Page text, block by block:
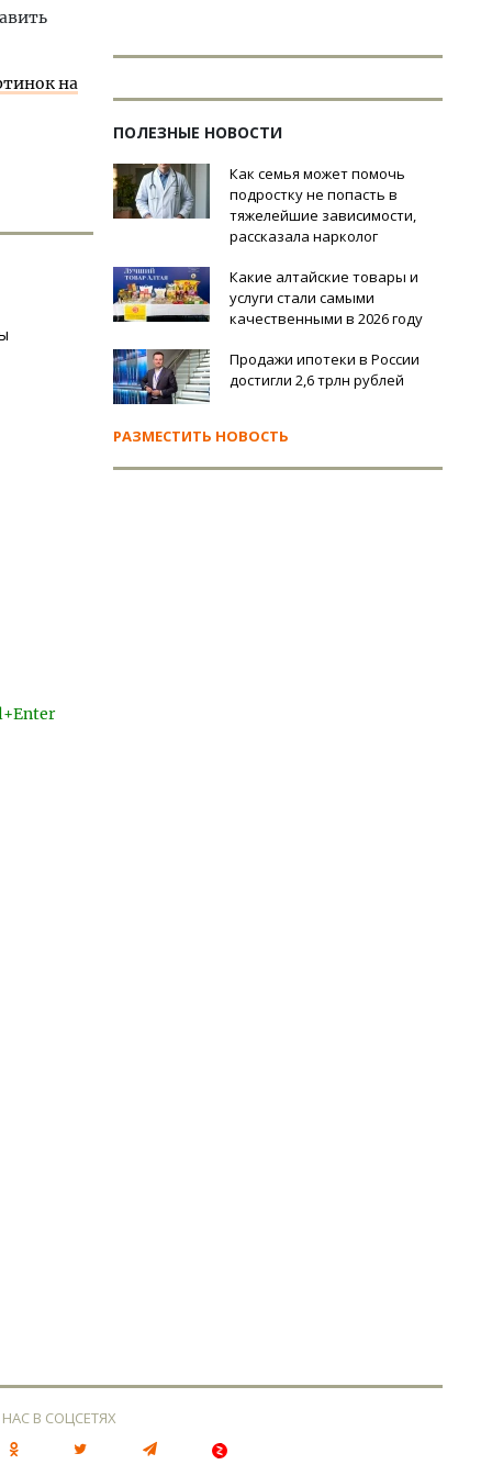
на
ПОЛЕЗНЫЕ НОВОСТИ
Как семья может помочь
подростку не попасть в
тяжелейшие зависимости,
рассказала нарколог
Какие алтайские товары и
услуги стали самыми
качественными в 2026 году
Продажи ипотеки в России
достигли 2,6 трлн рублей
РАЗМЕСТИТЬ НОВОСТЬ
В СОЦСЕТЯХ